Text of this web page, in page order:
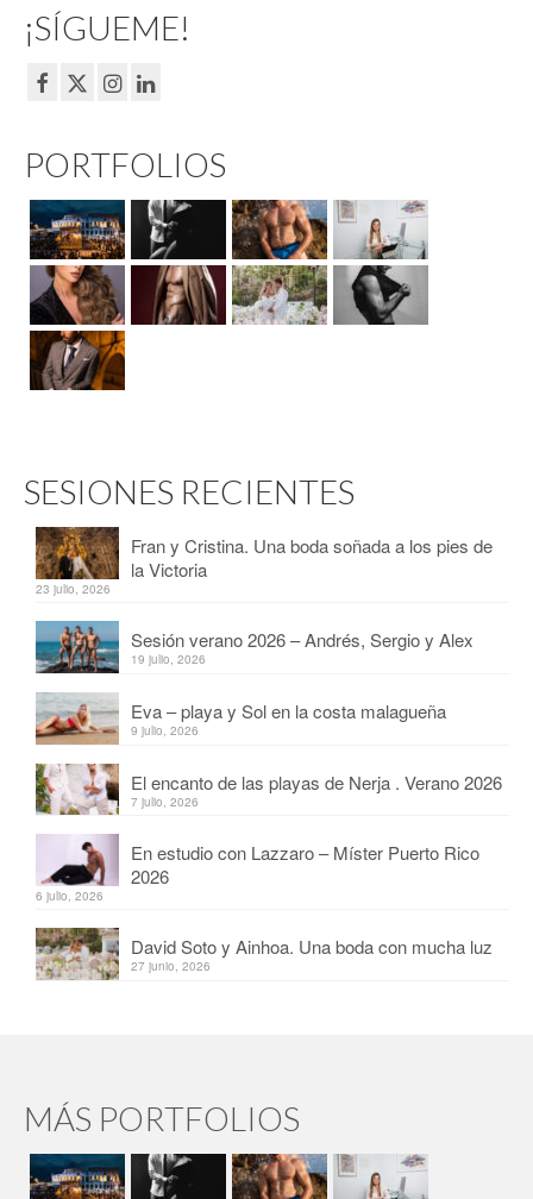
¡SÍGUEME!
PORTFOLIOS
SESIONES RECIENTES
Fran y Cristina. Una boda soñada a los pies de
la Victoria
23 julio, 2026
Sesión verano 2026 – Andrés, Sergio y Alex
19 julio, 2026
Eva – playa y Sol en la costa malagueña
9 julio, 2026
El encanto de las playas de Nerja . Verano 2026
7 julio, 2026
En estudio con Lazzaro – Míster Puerto Rico
2026
6 julio, 2026
David Soto y Ainhoa. Una boda con mucha luz
27 junio, 2026
MÁS PORTFOLIOS